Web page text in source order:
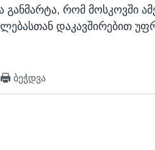
განმარტა, რომ მოსკოვში
დაკავშირებით
ბეჭდვა